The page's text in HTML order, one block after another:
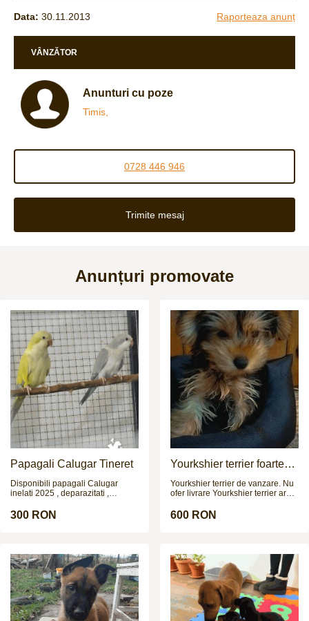
Data: 30.11.2013 Raporteaza anunț
VÂNZĂTOR
Anunturi cu poze
Timis,
0728 446 946
Trimite mesaj
Anunțuri promovate
Papagali Calugar Tineret
Disponibili papagali Calugar
inelati 2025 , deparazitati ,
schimburi !!!
300 RON
Yourkshier terrier foarte
Yourkshier terrier de vanzare. Nu
ofer livrare Yourkshier terrier are:
-2 vaccinuri -este negru si maro -
600 RON